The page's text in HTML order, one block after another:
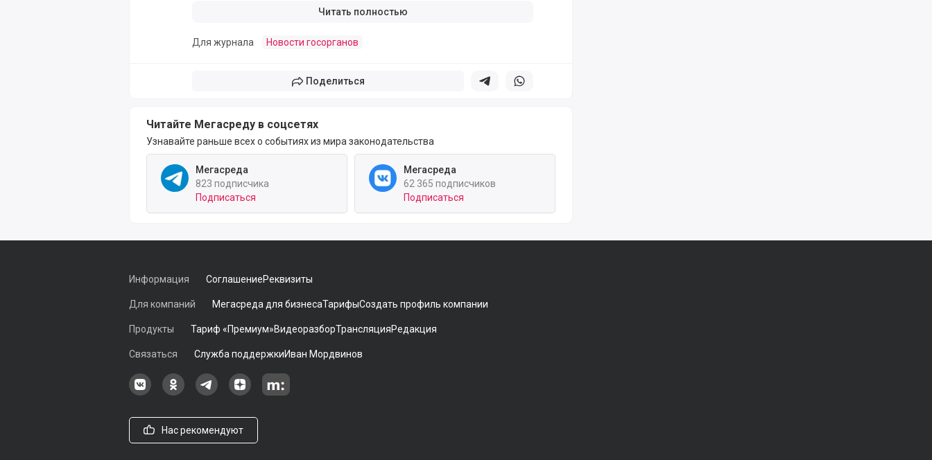
Читать полностью
Для журнала Новости госорганов
Поделиться Поделиться в телеграм
Поделиться в whatsapp
Читайте Мегасреду в соцсетях
Узнавайте раньше всех о событиях из мира законодательства
Мегасреда
823 подписчика
Подписаться
Мегасреда
62 365 подписчиков
Подписаться
Информация СоглашениеРеквизиты
Для компаний Мегасреда для бизнесаТарифыСоздать профиль компании
Продукты Тариф «Премиум»ВидеоразборТрансляцияРедакция
Связаться Служба поддержкиИван Мордвинов
Наша группа в ВКонтакте
Наша группа на Одноклассники[
Наша группа в Telegram
наш профиль на Дзен
Наш аккаунт на Мегасреде
Нас рекомендуют